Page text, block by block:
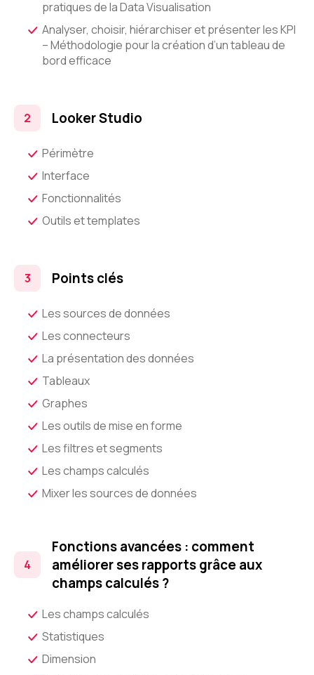
pratiques de la Data Visualisation
Analyser, choisir, hiérarchiser et présenter les KPI
– Méthodologie pour la création d’un tableau de
bord efficace
Looker Studio
Périmètre
Interface
Fonctionnalités
Outils et templates
Points clés
Les sources de données
Les connecteurs
La présentation des données
Tableaux
Graphes
Les outils de mise en forme
Les filtres et segments
Les champs calculés
Mixer les sources de données
Fonctions avancées : comment
améliorer ses rapports grâce aux
champs calculés ?
Les champs calculés
Statistiques
Dimension